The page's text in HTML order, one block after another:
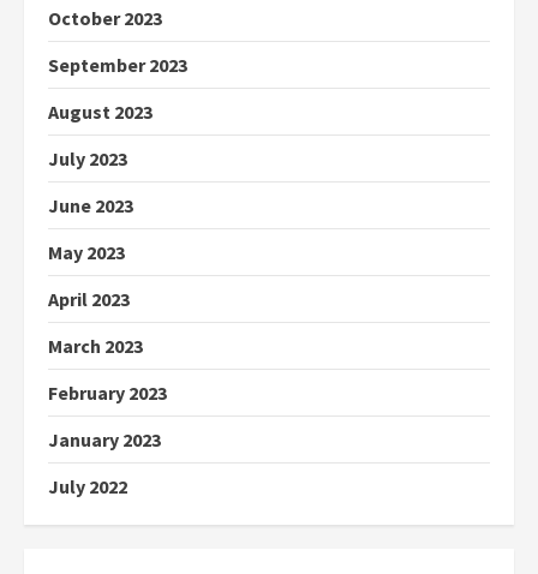
October 2023
September 2023
August 2023
July 2023
June 2023
May 2023
April 2023
March 2023
February 2023
January 2023
July 2022